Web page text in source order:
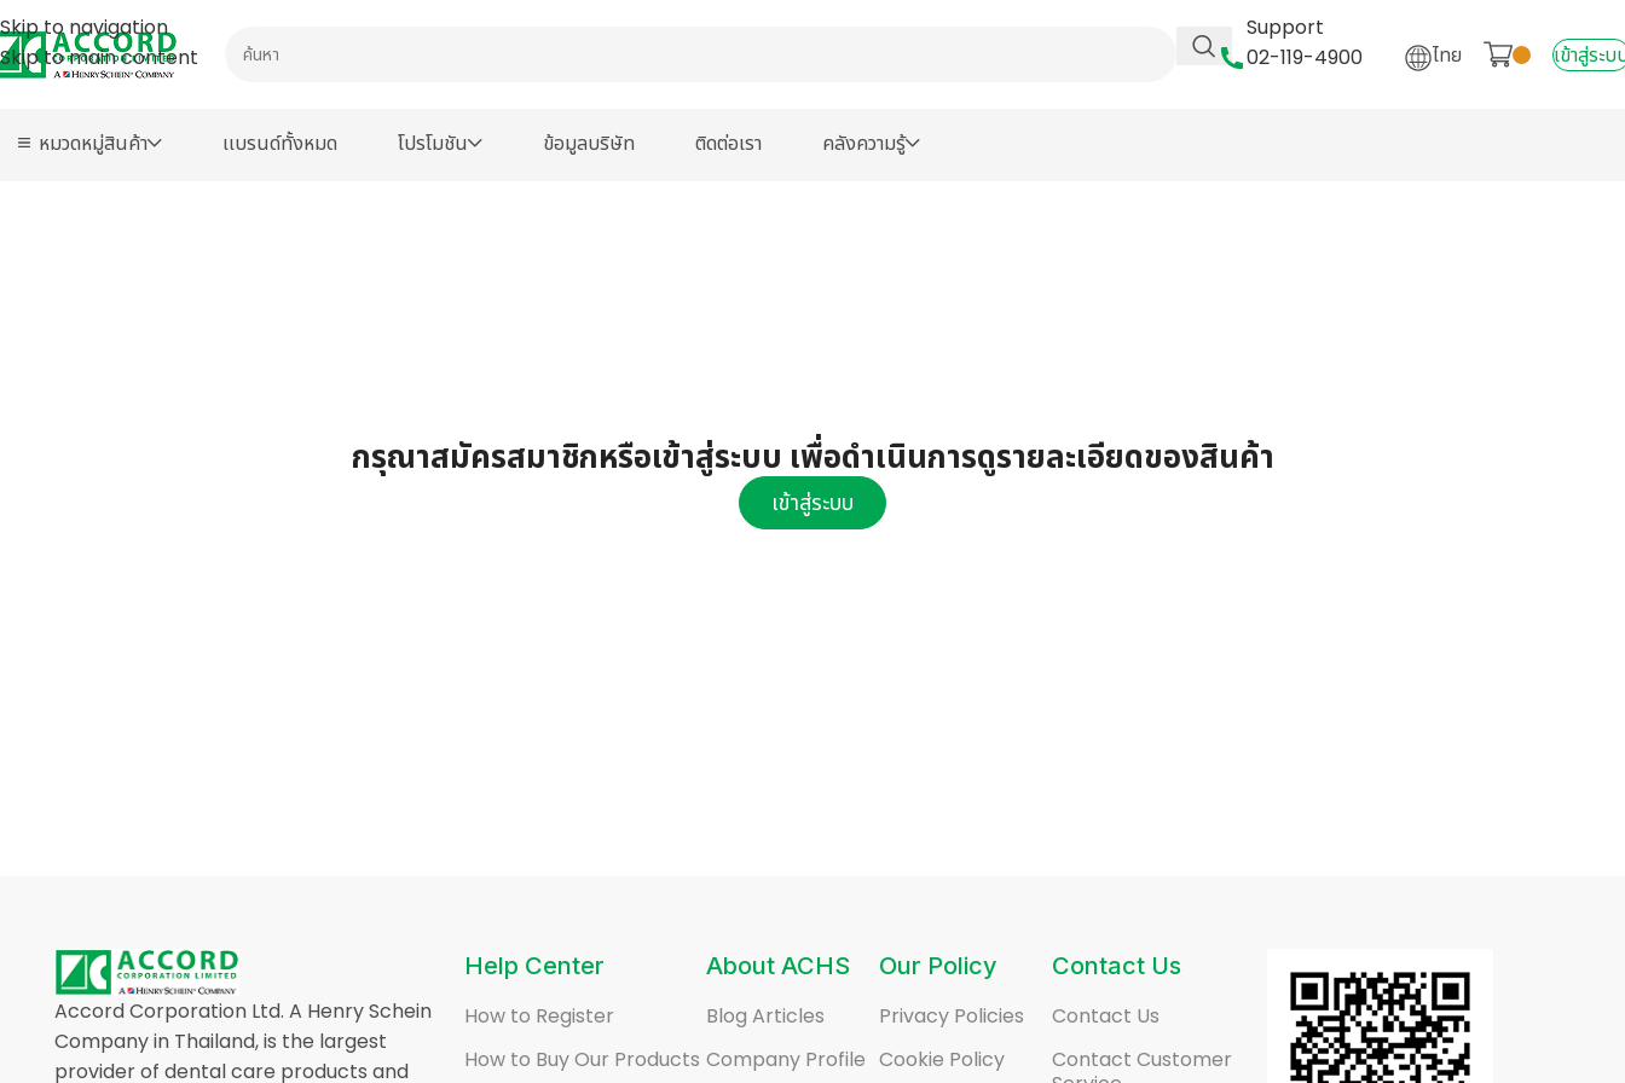
Skip to navigation
Skip to main content
Support
02-119-4900
ไทย เข้าสู่ระบ
หมวดหมู่สินค้า เเบรนด์ทั้งหมด โปรโมชัน ข้อมูลบริษัท ติดต่อเรา คลังความรู้
กรุณาสมัครสมาชิกหรือเข้าสู่ระบบ เพื่อดำเนินการดูรายละเอียดของสินค้า
เข้าสู่ระบบ
Accord Corporation Ltd. A Henry Schein
Company in Thailand, is the largest
provider of dental care products and
Help Center
How to Register
How to Buy Our Products
About ACHS
Blog Articles
Company Profile
Our Policy
Privacy Policies
Cookie Policy
Contact Us
Contact Us
Contact Customer